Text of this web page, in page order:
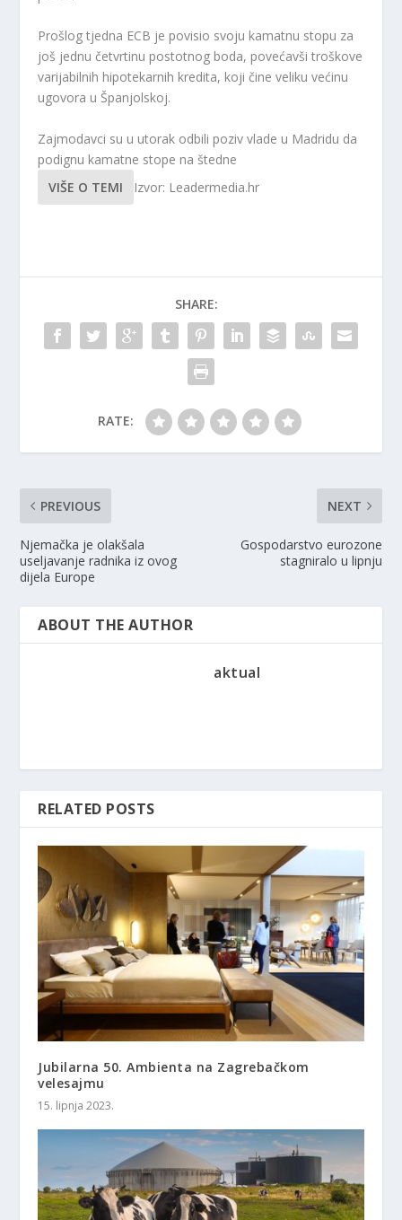
Prošlog tjedna ECB je povisio svoju kamatnu stopu za
još jednu četvrtinu postotnog boda, povećavši troškove
varijabilnih hipotekarnih kredita, koji čine veliku većinu
ugovora u Španjolskoj.
Zajmodavci su u utorak odbili poziv vlade u Madridu da
podignu kamatne stope na štedne
VIŠE O TEMI
Izvor: Leadermedia.hr
SHARE:
RATE:
PREVIOUS
Njemačka je olakšala
useljavanje radnika iz ovog
dijela Europe
NEXT
Gospodarstvo eurozone
stagniralo u lipnju
ABOUT THE AUTHOR
aktual
RELATED POSTS
Jubilarna 50. Ambienta na Zagrebačkom
velesajmu
15. lipnja 2023.